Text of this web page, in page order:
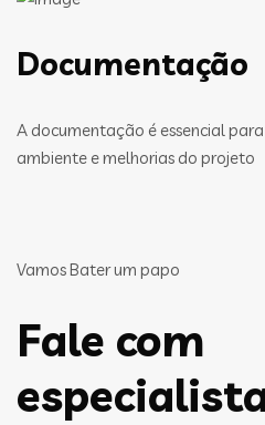
Documentação
A documentação é essencial
ambiente e melhorias do projeto
Vamos Bater um papo
Fale com